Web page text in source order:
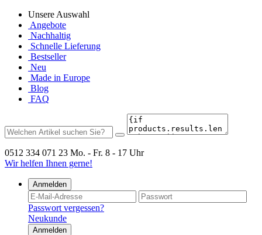
Unsere Auswahl
Angebote
Nachhaltig
Schnelle Lieferung
Bestseller
Neu
Made in Europe
Blog
FAQ
0512 334 071 23 Mo. - Fr. 8 - 17 Uhr
Wir helfen Ihnen gerne!
Anmelden
Passwort vergessen?
Neukunde
Anmelden